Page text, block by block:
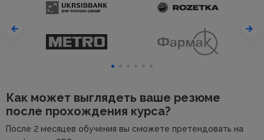
Как может выглядеть ваше резюме
после прохождения курса?
После 2 месяцев обучения вы сможете претендовать на